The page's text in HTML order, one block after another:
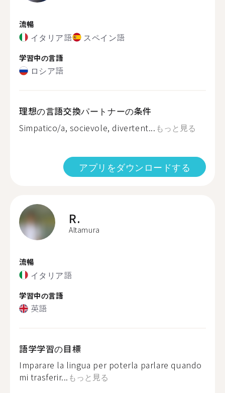
流暢
イタリア語 スペイン語
学習中の言語
ロシア語
理想の言語交換パートナーの条件
Simpatico/a, socievole, divertent... もっと見る
アプリをダウンロードする
R.
Altamura
流暢
イタリア語
学習中の言語
英語
語学学習の目標
Imparare la lingua per poterla parlare quando
mi trasferir... もっと見る